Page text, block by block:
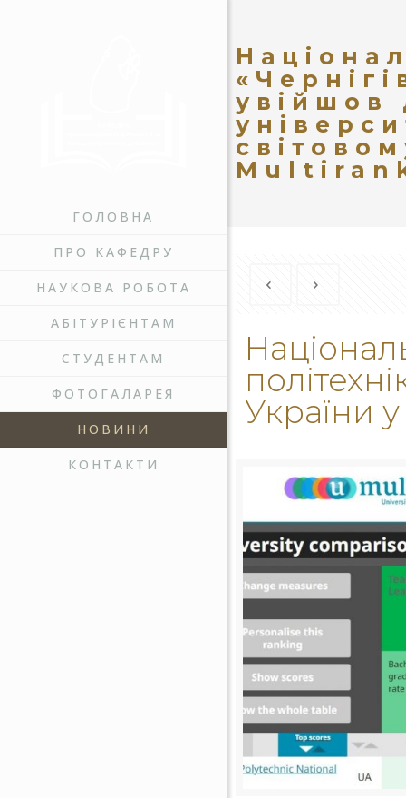
ГОЛОВНА
ПРО КАФЕДРУ
НАУКОВА РОБОТА
АБІТУРІЄНТАМ
СТУДЕНТАМ
ФОТОГАЛАРЕЯ
НОВИНИ
КОНТАКТИ
увійшов
України